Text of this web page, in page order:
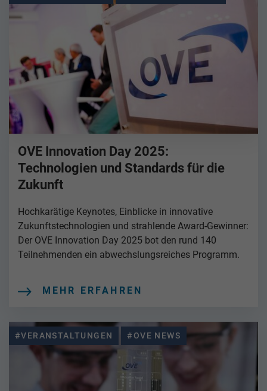
OVE Innovation Day 2025:
Technologien und Standards für die
Zukunft
Hochkarätige Keynotes, Einblicke in innovative
Zukunftstechnologien und strahlende Award-Gewinner:
Der OVE Innovation Day 2025 bot den rund 140
Teilnehmenden ein abwechslungsreiches Programm.
MEHR ERFAHREN
#VERANSTALTUNGEN #OVE NEWS